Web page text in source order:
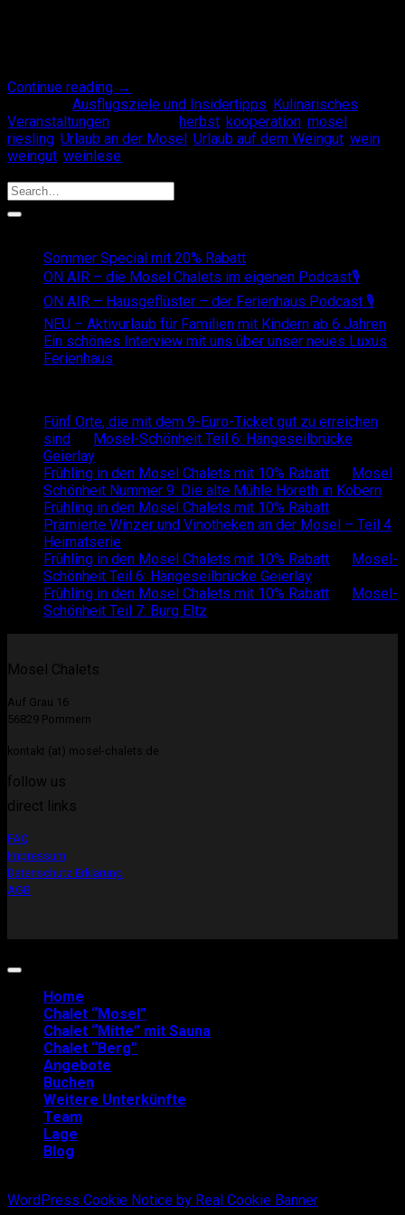
Continue reading →
Ausflugsziele und Insidertipps Kulinarisches
Veranstaltungen
herbst kooperation mosel
riesling Urlaub an der Mosel Urlaub auf dem Weingut wein
weingut weinlese
Sommer Special mit 20% Rabatt
ON AIR – die Mosel Chalets im eigenen Podcast🎙
ON AIR – Hausgeflüster – der Ferienhaus Podcast 🎙
NEU – Aktivurlaub für Familien mit Kindern ab 6 Jahren
Ein schönes Interview mit uns über unser neues Luxus
Ferienhaus
Fünf Orte, die mit dem 9-Euro-Ticket gut zu erreichen
sind
Mosel-Schönheit Teil 6: Hängeseilbrücke
Geierlay
Frühling in den Mosel Chalets mit 10% Rabatt
Mosel
Schönheit Nummer 9: Die alte Mühle Höreth in Kobern
Frühling in den Mosel Chalets mit 10% Rabatt
Prämierte Winzer und Vinotheken an der Mosel – Teil 4
Heimatserie
Frühling in den Mosel Chalets mit 10% Rabatt
Mosel-
Schönheit Teil 6: Hängeseilbrücke Geierlay
Frühling in den Mosel Chalets mit 10% Rabatt
Mosel-
Schönheit Teil 7: Burg Eltz
Mosel Chalets
Auf Grau 16
56829 Pommern
kontakt (at) mosel-chalets.de
follow us
direct links
FAQ
Impressum
Datenschutz Erklärung
AGB
Home
Chalet “Mosel”
Chalet “Mitte” mit Sauna
Chalet “Berg”
Angebote
Buchen
Weitere Unterkünfte
Team
Lage
Blog
WordPress Cookie Notice by Real Cookie Banner